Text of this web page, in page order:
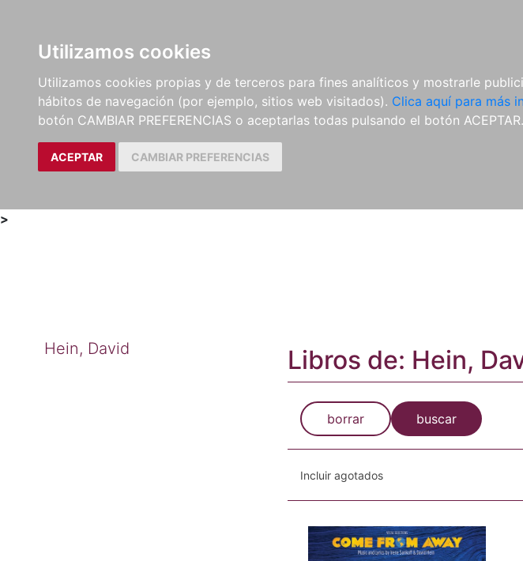
Utilizamos cookies
Utilizamos cookies propias y de terceros para fines analíticos y mostrarle
hábitos de navegación (por ejemplo, sitios web visitados). Clica aquí para más
botón CAMBIAR PREFERENCIAS o aceptarlas todas pulsando el botón ACEPTAR.
ACEPTAR CAMBIAR PREFERENCIAS
LIBROS
MÉTODOS Y
EJERCICIOS
PARTITURAS Y EDICIONES
CRÍTICAS
REVISTAS
CDS Y
DVDS
>
Hein, David Libros de: Hein,
borrar buscar
Incluir agotados